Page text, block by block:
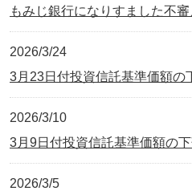
もみじ銀行になりすました不
2026/3/24
3月23日付投資信託基準価額の
2026/3/10
3月9日付投資信託基準価額の
2026/3/5